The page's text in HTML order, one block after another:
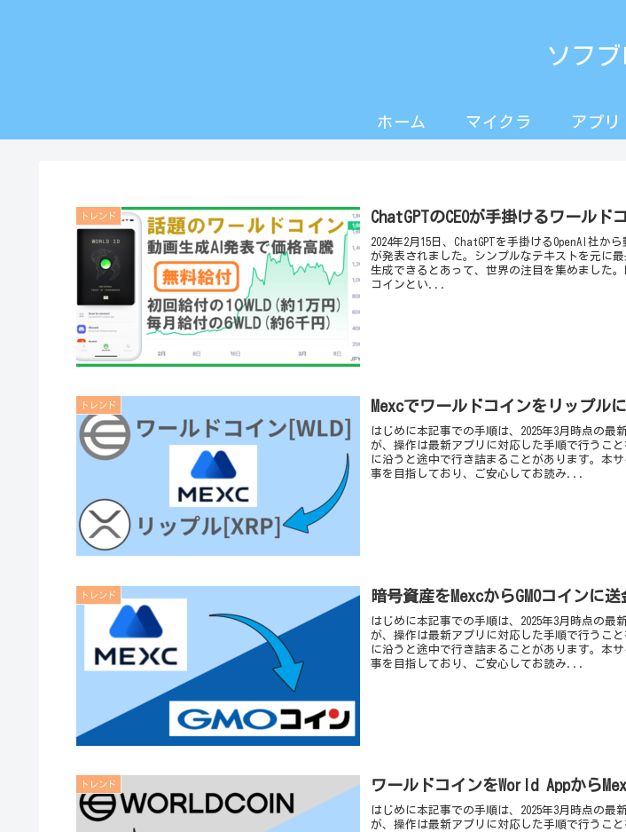
ソフブ
ホーム マイクラ アプリ
トレンド ChatGPTのCEOが手掛けるワールド
2024年2月15日、ChatGPTを手掛けるOpenAI社か
が発表されました。シンプルなテキストを元に
生成できるとあって、世界の注目を集めました
コインとい...
トレンド Mexcでワールドコインをリップル
はじめに本記事での手順は、2025年3月時点の最
が、操作は最新アプリに対応した手順で行うこ
に沿うと途中で行き詰まることがあります。本
事を目指しており、ご安心してお読み...
トレンド 暗号資産をMexcからGMOコインに
はじめに本記事での手順は、2025年3月時点の最
が、操作は最新アプリに対応した手順で行うこ
に沿うと途中で行き詰まることがあります。本
事を目指しており、ご安心してお読み...
トレンド ワールドコインをWorld Appから
はじめに本記事での手順は、2025年3月時点の最
が、操作は最新アプリに対応した手順で行うこ